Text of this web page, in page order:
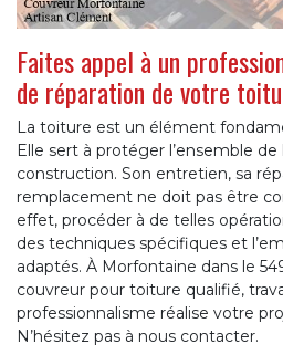
Faites appel à un
de réparation de votre
La toiture est un élément
Elle sert à protéger l’ensemble
construction. Son entretien, sa
remplacement ne doit pas être
effet, procéder à de telles
des techniques spécifiques et
adaptés. À Morfontaine dans le
couvreur pour toiture qualifié,
professionnalisme réalise votre
N’hésitez pas à nous contacter.